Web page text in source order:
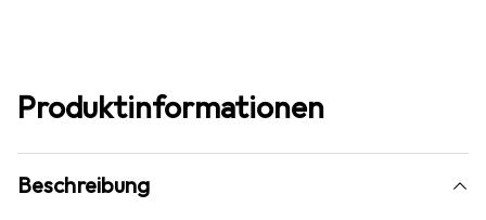
Produktinformationen
Beschreibung